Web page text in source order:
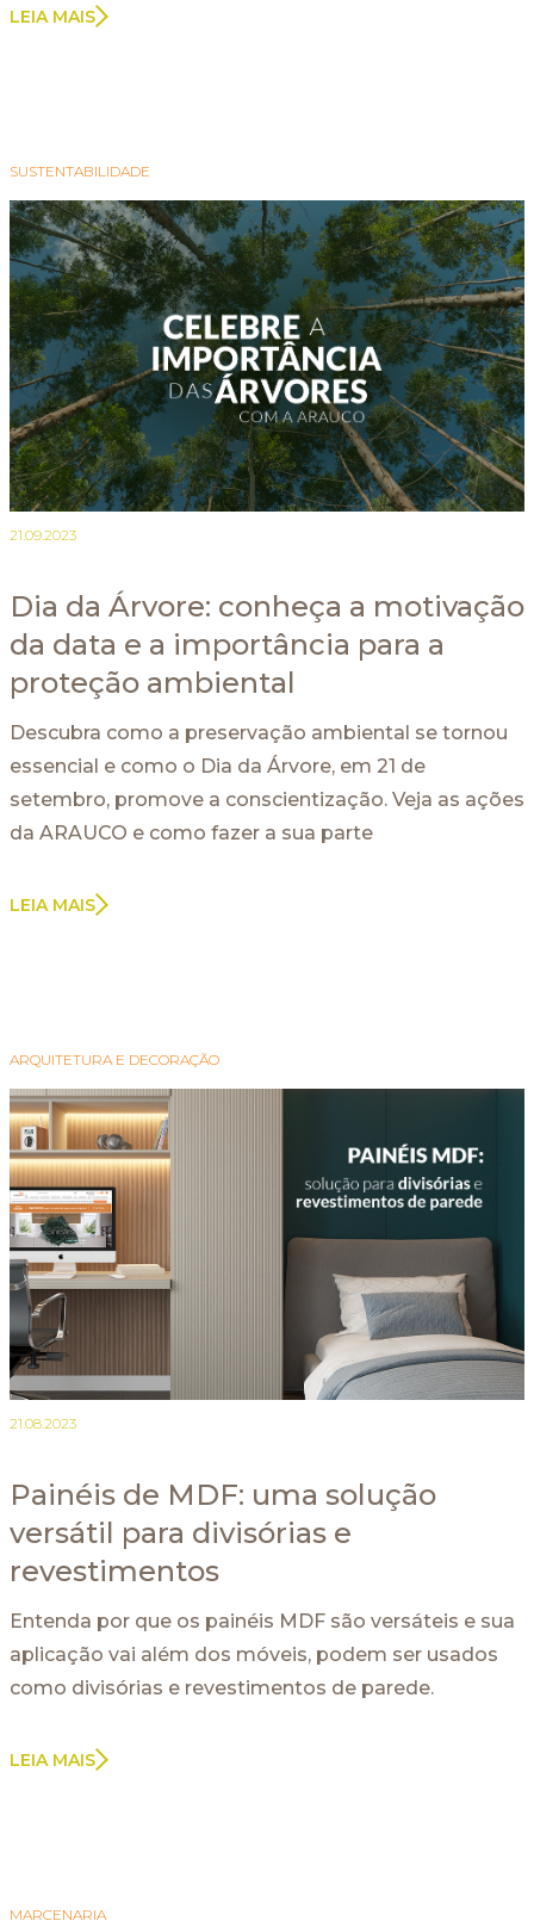
LEIA MAIS
SUSTENTABILIDADE
21.09.2023
Dia da Árvore: conheça a motivação
da data e a importância para a
proteção ambiental
Descubra como a preservação ambiental se tornou
essencial e como o Dia da Árvore, em 21 de
setembro, promove a conscientização. Veja as ações
da ARAUCO e como fazer a sua parte
LEIA MAIS
ARQUITETURA E DECORAÇÃO
21.08.2023
Painéis de MDF: uma solução
versátil para divisórias e
revestimentos
Entenda por que os painéis MDF são versáteis e sua
aplicação vai além dos móveis, podem ser usados
como divisórias e revestimentos de parede.
LEIA MAIS
MARCENARIA